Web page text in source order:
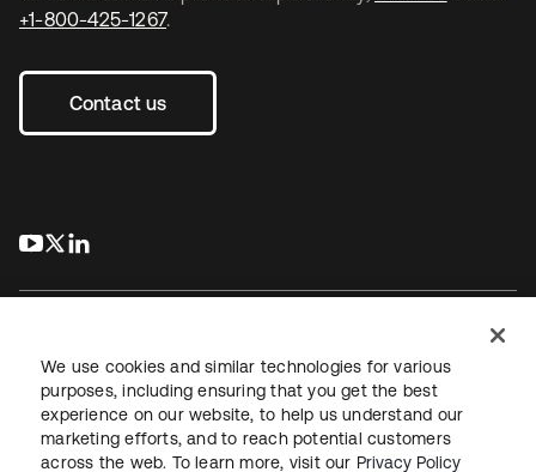
+1-800-425-1267.
Contact us
s’ouvre dans un nouvel onglet
s’ouvre dans un nouvel onglet
JuridiquePolitique de confidentialité
Conditions d’utilisation du siteSécuritéPlan du site
We use cookies and similar technologies for various
purposes, including ensuring that you get the best
experience on our website, to help us understand our
marketing efforts, and to reach potential customers
across the web. To learn more, visit our Privacy Policy